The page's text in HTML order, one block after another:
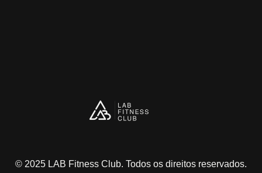
© 2025 LAB Fitness Club. Todos os direitos reservados.